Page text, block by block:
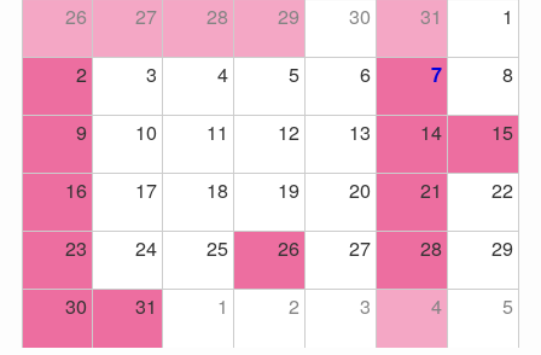
26 27 28 29 30 31
1
2
3 4 5 6 7
8
9
10 11 12 13 14
15
16
17 18 19 20 21
22
23
24 25 26 27 28
29
30
31 1 2 3 4 5